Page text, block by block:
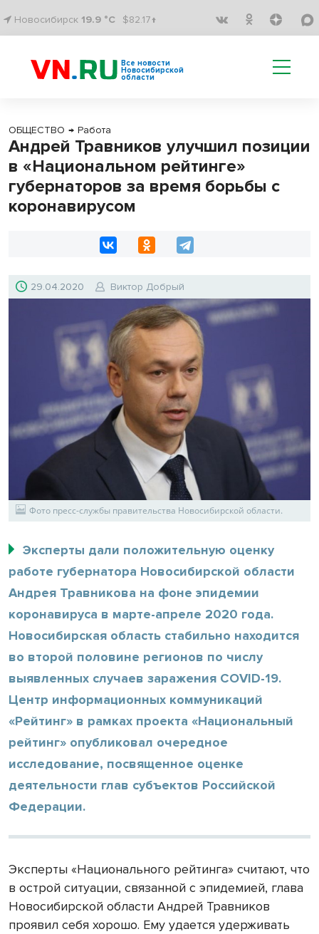
Новосибирск 19.9 °C $82.17↑
Все новости
Новосибирской
области
ОБЩЕСТВО → Работа
Андрей Травников улучшил позиции
в «Национальном рейтинге»
губернаторов за время борьбы с
коронавирусом
29.04.2020 Виктор Добрый
Фото пресс-службы правительства Новосибирской области.
Эксперты дали положительную оценку
работе губернатора Новосибирской области
Андрея Травникова на фоне эпидемии
коронавируса в марте-апреле 2020 года.
Новосибирская область стабильно находится
во второй половине регионов по числу
выявленных случаев заражения COVID-19.
Центр информационных коммуникаций
«Рейтинг» в рамках проекта «Национальный
рейтинг» опубликовал очередное
исследование, посвященное оценке
деятельности глав субъектов Российской
Федерации.
Эксперты «Национального рейтинга» считают, что
в острой ситуации, связанной с эпидемией, глава
Новосибирской области Андрей Травников
проявил себя хорошо. Ему удается удерживать